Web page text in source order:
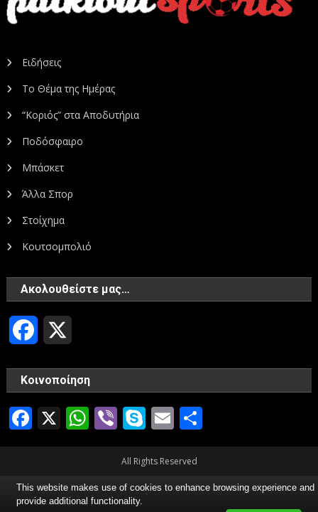
Ειδήσεις
Το Θέμα της Ημέρας
“Κοριός” στα Αποδυτήρια
Ποδόσφαιρο
Μπάσκετ
Άλλα Σπορ
Στοίχημα
Κουτσομπολιό
Ακολουθείστε μας…
Facebook
Κοινοποίηση
Facebook
X WhatsApp
ViberSkype
Email
All Rights Reserved
This website makes use of cookies to enhance browsing experience and
provide additional functionality.